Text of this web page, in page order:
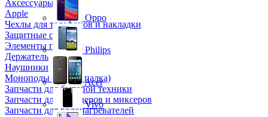
Аксессуары
Apple
Чехлы для телефонов и накладки
Защитные стекла
Элементы питания
Держатель
Наушники
Моноподы (Селфи палка)
Запчасти для бытовой техники
Запчасти для блендеров и миксеров
Запчасти для водонагревателей
Oppo
Philips
Acer
Vivo